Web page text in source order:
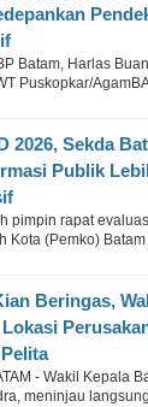
Batam, Harlas
Puskopkar/
2026, Sekda
Publik
pimpin rapat
Kota (Pemko)
Beringas,
- Wakil Kepala
meninjau